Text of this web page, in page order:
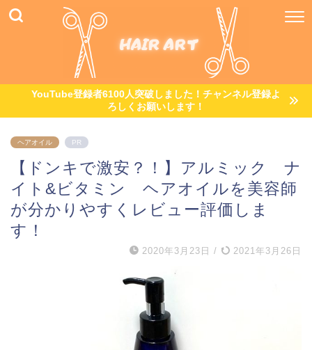
YouTube登録者6100人突破しました！チャンネル登録よ
ろしくお願いします！
ヘアオイル PR
【ドンキで激安？！】アルミック ナ
イト&ビタミン ヘアオイルを美容師
が分かりやすくレビュー評価しま
す！
2020年3月23日 / 2021年3月26日